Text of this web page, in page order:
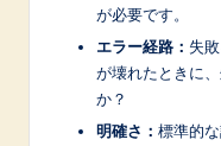
が必要です。
エラー経路： 失
が壊れたときに
か？
明確さ： 標準的